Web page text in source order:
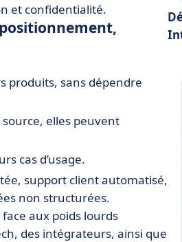
et confidentialité.
produits, sans dépendre
source, elles peuvent
cas d’usage.
support client automatisé,
non structurées.
aux poids lourds
des intégrateurs, ainsi que